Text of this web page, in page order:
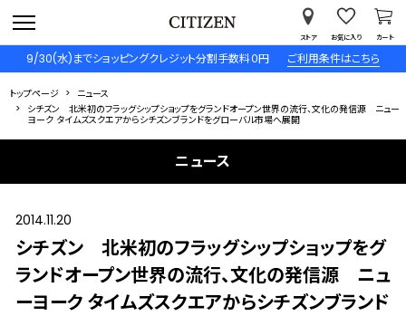
9/30(水)までショッピングクレジット分割手数料０円 ご利用条件はこちら
ストア お気に入り カート
トップページ
ニュース
シチズン 北米初のフラッグシップショップをグランドオープン世界の流行、文化の発信源 ニュー
ヨーク タイムズスクエアからシチズンブランドをグローバル市場へ展開
ニュース
2014.11.20
シチズン 北米初のフラッグシップショップをグ
ランドオープン世界の流行、文化の発信源 ニュ
ーヨーク タイムズスクエアからシチズンブランド